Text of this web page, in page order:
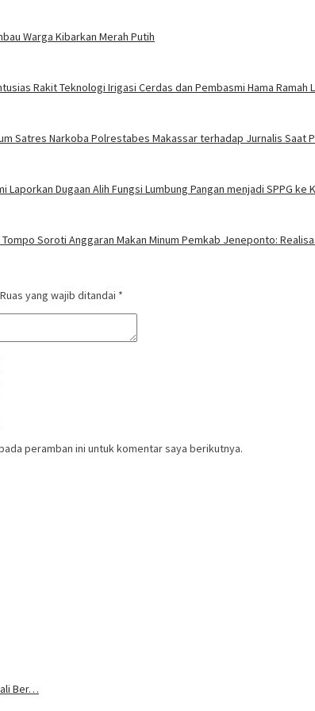
Warga Kibarkan Merah Putih
Rakit Teknologi Irigasi Cerdas dan Pembasmi Hama Ramah
Satres Narkoba Polrestabes Makassar terhadap Jurnalis Saat
Laporkan Dugaan Alih Fungsi Lumbung Pangan menjadi SPPG
Tompo Soroti Anggaran Makan Minum Pemkab Jeneponto:
Ruas yang wajib ditandai *
peramban ini untuk komentar saya berikutnya.
Ber…